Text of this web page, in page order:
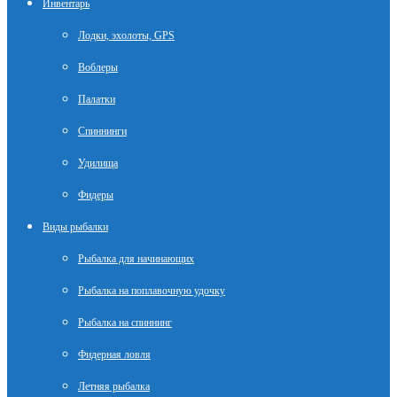
Инвентарь
Лодки, эхолоты, GPS
Воблеры
Палатки
Спиннинги
Удилища
Фидеры
Виды рыбалки
Рыбалка для начинающих
Рыбалка на поплавочную удочку
Рыбалка на спиннинг
Фидерная ловля
Летняя рыбалка